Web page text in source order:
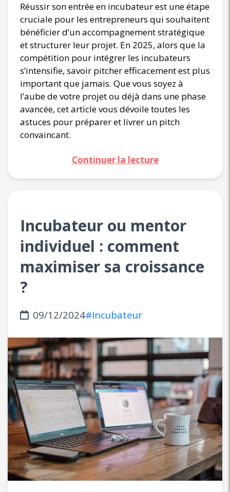
Réussir son entrée en incubateur est une étape
cruciale pour les entrepreneurs qui souhaitent
bénéficier d’un accompagnement stratégique
et structurer leur projet. En 2025, alors que la
compétition pour intégrer les incubateurs
s’intensifie, savoir pitcher efficacement est plus
important que jamais. Que vous soyez à
l’aube de votre projet ou déjà dans une phase
avancée, cet article vous dévoile toutes les
astuces pour préparer et livrer un pitch
convaincant.
Continuer la lecture
Incubateur ou mentor
individuel : comment
maximiser sa croissance
?
09/12/2024#Incubateur